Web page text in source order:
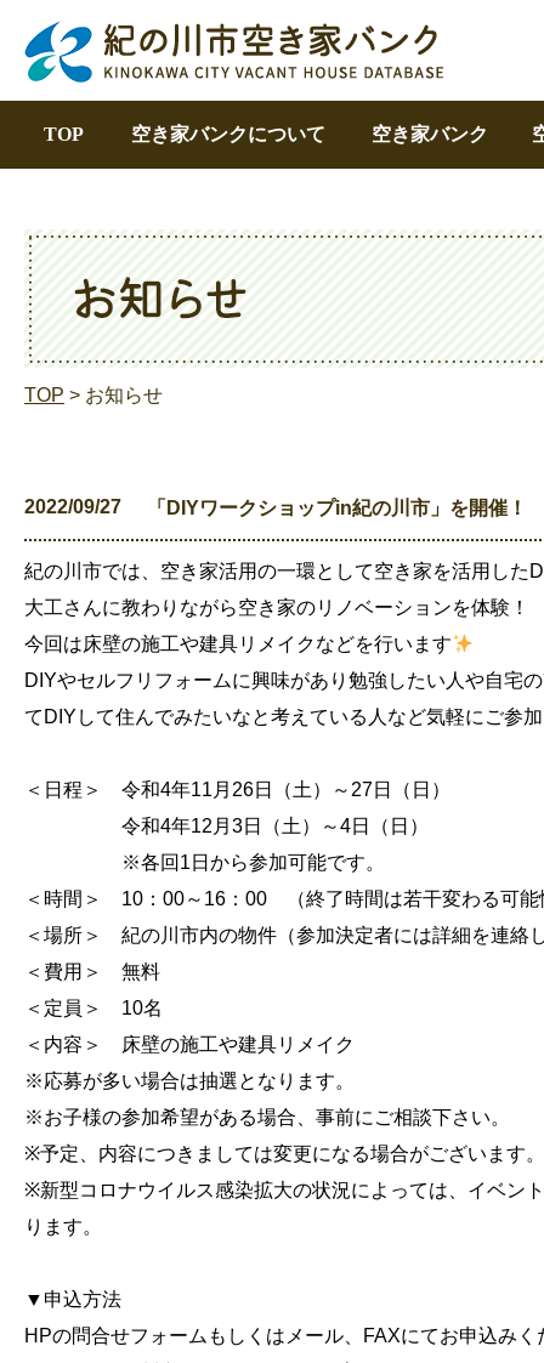
TOP 空き家バンクについて 空き家バンク
TOP > お知らせ
2022/09/27 「DIYワークショップin紀の川市」を開催！
紀の川市では、空き家活用の一環として空き家を活用した
大工さんに教わりながら空き家のリノベーションを体験！
今回は床壁の施工や建具リメイクなどを行います
DIYやセルフリフォームに興味があり勉強したい人や自宅
てDIYして住んでみたいなと考えている人など気軽にご参
＜日程＞ 令和4年11月26日（土）～27日（日）
令和4年12月3日（土）～4日（日）
※各回1日から参加可能です。
＜時間＞ 10：00～16：00 （終了時間は若干変わる可能
＜場所＞ 紀の川市内の物件（参加決定者には詳細を連絡
＜費用＞ 無料
＜定員＞ 10名
＜内容＞ 床壁の施工や建具リメイク
※応募が多い場合は抽選となります。
※お子様の参加希望がある場合、事前にご相談下さい。
※予定、内容につきましては変更になる場合がございます。
※新型コロナウイルス感染拡大の状況によっては、イベン
ります。
▼申込方法
HPの問合せフォームもしくはメール、FAXにてお申込みく